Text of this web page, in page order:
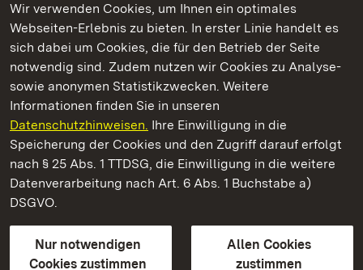
Wir verwenden Cookies, um Ihnen ein optimales
Webseiten-Erlebnis zu bieten. In erster Linie handelt es
sich dabei um Cookies, die für den Betrieb der Seite
notwendig sind. Zudem nutzen wir Cookies zu Analyse-
sowie anonymen Statistikzwecken. Weitere
Informationen finden Sie in unseren
Datenschutzhinweisen. Ihre Einwilligung in die
Speicherung der Cookies und den Zugriff darauf erfolgt
nach § 25 Abs. 1 TTDSG, die Einwilligung in die weitere
Datenverarbeitung nach Art. 6 Abs. 1 Buchstabe a)
DSGVO.
Nur notwendigen
Cookies zustimmen
Allen Cookies
zustimmen
Kommen. Staunen. Genießen.
Staatliche Schlösser und Gärten Baden‑Württemberg
Staatliche Schlösser und Gärten Baden-Württemberg
Kontakt
GebärdenspracheLeichte Sprache
Erklärung zur Barrierefreiheit
BITV-konform (geprüfte Seiten)